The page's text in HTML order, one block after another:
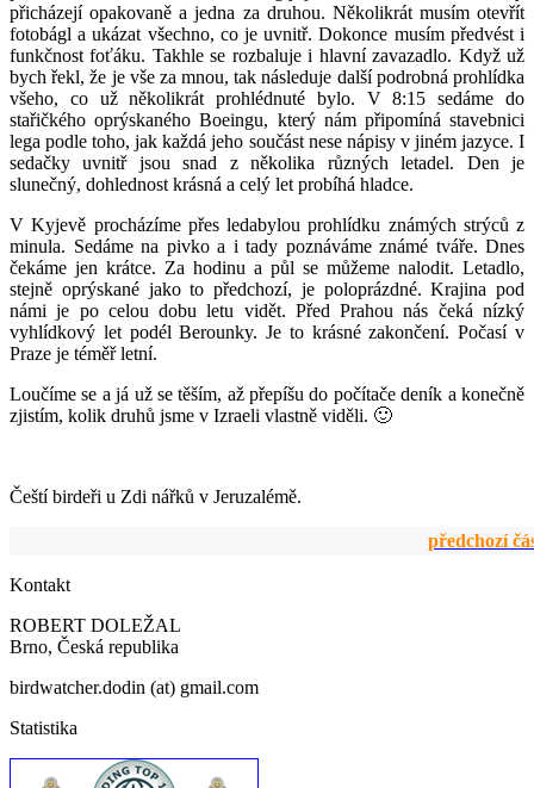
přicházejí opakovaně a jedna za druhou. Několikrát musím otevřít
fotobágl a ukázat všechno, co je uvnitř. Dokonce musím předvést i
funkčnost foťáku. Takhle se rozbaluje i hlavní zavazadlo. Když už
bych řekl, že je vše za mnou, tak následuje další podrobná prohlídka
všeho, co už několikrát prohlédnuté bylo. V 8:15 sedáme do
stařičkého oprýskaného Boeingu, který nám připomíná stavebnici
lega podle toho, jak každá jeho součást nese nápisy v jiném jazyce. I
sedačky uvnitř jsou snad z několika různých letadel. Den je
slunečný, dohlednost krásná a celý let probíhá hladce.
V Kyjevě procházíme přes ledabylou prohlídku známých strýců z
minula. Sedáme na pivko a i tady poznáváme známé tváře. Dnes
čekáme jen krátce. Za hodinu a půl se můžeme nalodit. Letadlo,
stejně oprýskané jako to předchozí, je poloprázdné. Krajina pod
námi je po celou dobu letu vidět. Před Prahou nás čeká nízký
vyhlídkový let podél Berounky. Je to krásné zakončení. Počasí v
Praze je téměř letní.
Loučíme se a já už se těším, až přepíšu do počítače deník a konečně
zjistím, kolik druhů jsme v Izraeli vlastně viděli. 🙂
Čeští birdeři u Zdi nářků v Jeruzalémě.
předchozí
Kontakt
ROBERT DOLEŽAL
Brno, Česká republika
birdwatcher.dodin (at) gmail.com
Statistika